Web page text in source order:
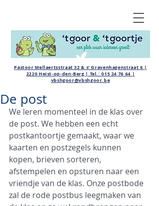
Pastoor Mellaertsstraat 32 & s' Gravenhagenstraat 6 |
2220 Heist-op-den-Berg | Tel.:015 24 76 64 |
vbshgoor@vbshgoor.be
De post
We leren momenteel in de klas over
de post. We hebben een echt
postkantoortje gemaakt, waar we
kaarten en postzegels kunnen
kopen, brieven sorteren,
afstempelen en opsturen naar een
vriendje van de klas. Onze postbode
zal de rode postbus leegmaken van